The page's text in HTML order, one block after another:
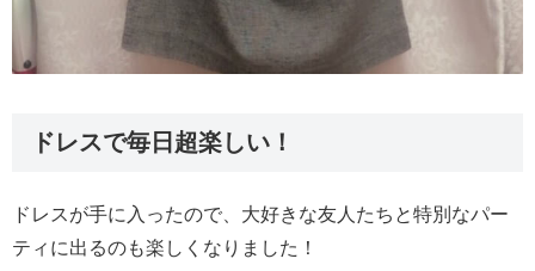
ドレスで毎日超楽しい！
ドレスが手に入ったので、大好きな友人たちと特別なパー
ティに出るのも楽しくなりました！